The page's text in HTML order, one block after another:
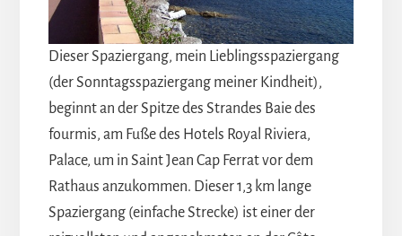
Dieser Spaziergang, mein Lieblingsspaziergang
(der Sonntagsspaziergang meiner Kindheit),
beginnt an der Spitze des Strandes Baie des
fourmis, am Fuße des Hotels Royal Riviera,
Palace, um in Saint Jean Cap Ferrat vor dem
Rathaus anzukommen. Dieser 1,3 km lange
Spaziergang (einfache Strecke) ist einer der